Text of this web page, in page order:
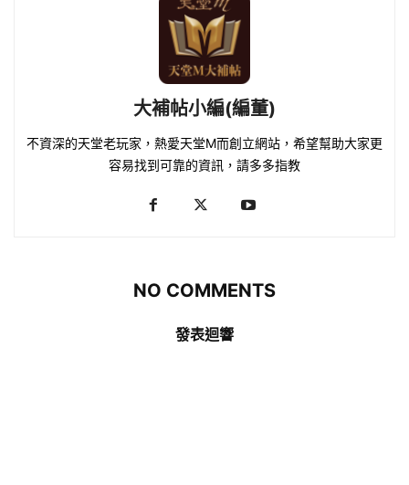
大補帖小編(編董)
不資深的天堂老玩家，熱愛天堂M而創立網站，希望幫助大家更
容易找到可靠的資訊，請多多指教
NO COMMENTS
發表迴響